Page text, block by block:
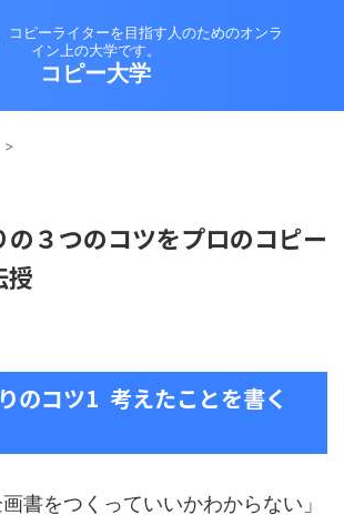
コピーライターを目指す人のためのオンラ
イン上の大学です。
コピー大学
>
３つのコツをプロのコピー
授
のコツ1 考えたことを書く
画書をつくっていいかわからない」